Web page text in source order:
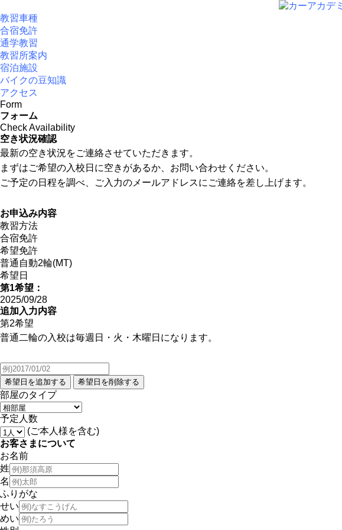
教習車種
合宿免許
通学教習
教習所案内
宿泊施設
バイクの豆知識
アクセス
Form
フォーム
Check Availability
空き状況確認
最新の空き状況をご連絡させていただきます。
まずはご希望の入校日に空きがあるか、お問い合わせください。
ご予定の日程を調べ、ご入力のメールアドレスにご連絡を差し上げます。
お申込み内容
教習方法
合宿免許
希望免許
普通自動2輪(MT)
希望日
第1希望：
2025/09/28
追加入力内容
第2希望
普通二輪の入校は毎週日・火・木曜日になります。
部屋のタイプ
予定人数
(ご本人様を含む)
お客さまについて
お名前
姓
名
ふりがな
せい
めい